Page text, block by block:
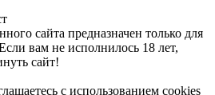
сайта предназначен только для
вам не исполнилось 18 лет,
сайт!
с использованием cookies